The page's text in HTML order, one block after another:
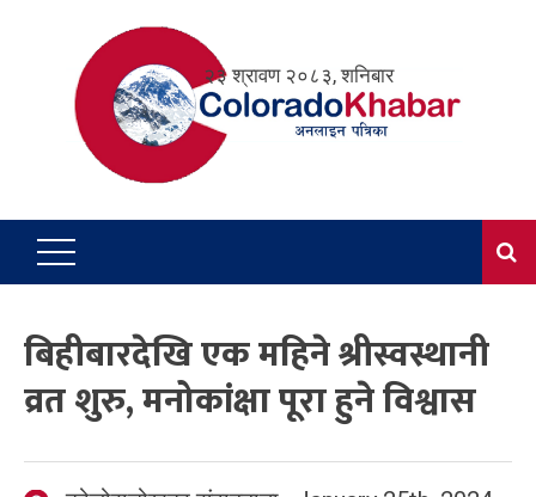
२३ श्रावण २०८३, शनिबार
बिहीबारदेखि एक महिने श्रीस्वस्थानी
व्रत शुरु, मनोकांक्षा पूरा हुने विश्वास